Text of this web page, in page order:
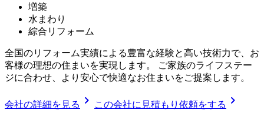
増築
水まわり
綜合リフォーム
全国のリフォーム実績による豊富な経験と高い技術力で、お
客様の理想の住まいを実現します。 ご家族のライフステー
ジに合わせ、より安心で快適なお住まいをご提案します。
会社の詳細を見る chevron_right この会社に見積もり依頼をする chevron_right